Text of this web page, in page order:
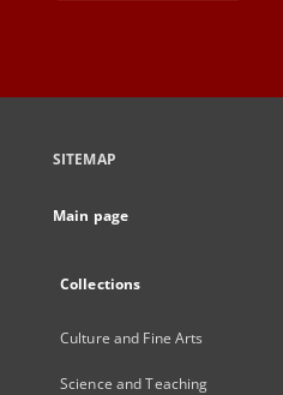
SITEMAP
Main page
Collections
Culture and Fine Arts
Science and Teaching